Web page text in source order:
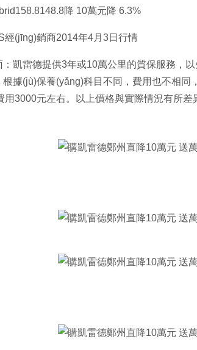
降 10萬元降 6.3%
(jīng)銷商2014年4月3日行情
雷德提供3年或10萬公里的質保服務，以
據(jù)保養(yǎng)科目不同，費用也不相同
用3000元左右。以上價格與實際情況有所差